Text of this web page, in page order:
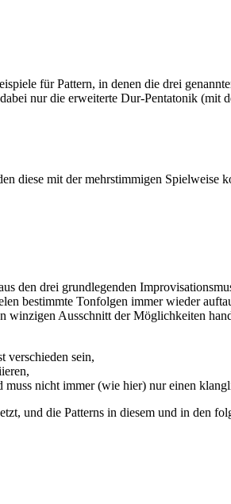
für Pattern, in denen die drei
nur die erweiterte Dur-Pentatonik (mit
diese mit der mehrstimmigen Spielweise
den drei grundlegenden
bestimmte Tonfol­gen immer wieder
winzigen Ausschnitt der Möglichkeiten
verschieden sein,
nicht immer (wie hier) nur einen
und die Patterns in diesem und in den